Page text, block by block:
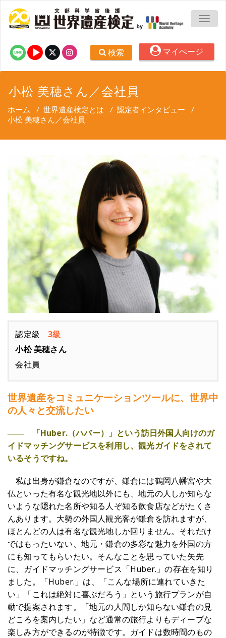
検索 マイぺージ
小松 美穂さん／会社員
ホーム / 世界遺産検定とは / 認定者インタビュー /
小松 美穂さん／会社員
認定級3級
小松 美穂さん
会社員
世界遺産をコミュニケーションツールに、世界中
の人々と交流したい
―― 「Huber.（ハバー）」という訪日外国人向けのガ
イドマッチングサービスを利用し、観光ガイドをされて
いるそうですね。
私は出身が鎌倉なのですが、鎌倉には鶴岡八幡宮や大
仏といった有名な観光地以外にも、地元の人しか知らな
いような隠れた名所や知る人ぞ知る飲食店などがたくさ
んあります。大勢の外国人観光客が鎌倉を訪れますが、
ほとんどの人は有名な観光地しか回りません。それだけ
ではもったいない、地元・鎌倉の多彩な魅力を外国の方
にも知ってもらいたい。そんなことを思っていた矢先
に、ガイドマッチングサービス「Huber.」の存在を知り
ました。「Huber.」は、「こんな場所に連れていきた
い」「これは絶対に喜ぶだろう」という旅行プランが自
動で提案されます。「地元の人間しか知らない鎌倉の見
どころを案内したい」など通常の旅行よりもディープな
楽しみ方ができるのが特徴です。ガイドは数時間のもの